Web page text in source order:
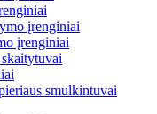
įrenginiai
įrenginiai
smulkintuvai